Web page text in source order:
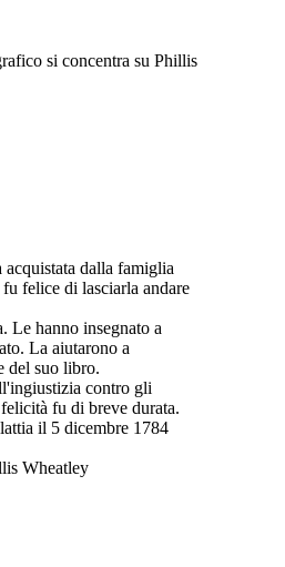
si concentra su Phillis
dalla famiglia
felice di lasciarla andare
Le hanno insegnato a
La aiutarono a
del suo libro.
contro gli
fu di breve durata.
il 5 dicembre 1784
Wheatley